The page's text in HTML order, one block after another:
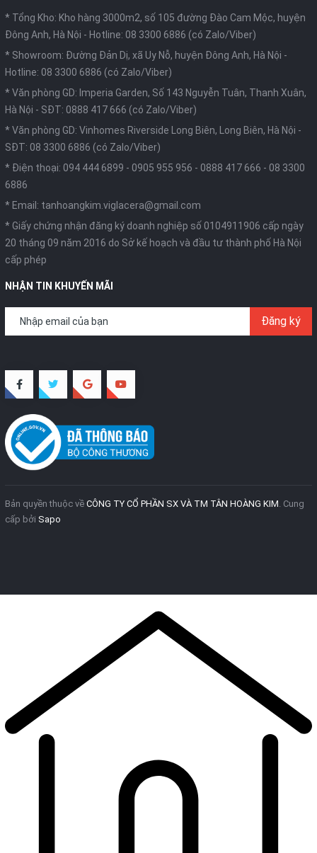
* Tổng Kho: Kho hàng 3000m2, số 105 đường Đào Cam Mộc, huyện
Đông Anh, Hà Nội - Hotline: 08 3300 6886 (có Zalo/Viber)
* Showroom: Đường Đản Dị, xã Uy Nỗ, huyện Đông Anh, Hà Nội -
Hotline: 08 3300 6886 (có Zalo/Viber)
* Văn phòng GD: Imperia Garden, Số 143 Nguyễn Tuân, Thanh Xuân,
Hà Nội - SĐT: 0888 417 666 (có Zalo/Viber)
* Văn phòng GD: Vinhomes Riverside Long Biên, Long Biên, Hà Nội -
SĐT: 08 3300 6886 (có Zalo/Viber)
* Điện thoại: 094 444 6899 - 0905 955 956 - 0888 417 666 - 08 3300
6886
* Email: tanhoangkim.viglacera@gmail.com
* Giấy chứng nhận đăng ký doanh nghiệp số 0104911906 cấp ngày
20 tháng 09 năm 2016 do Sở kế hoạch và đầu tư thành phố Hà Nội
cấp phép
NHẬN TIN KHUYẾN MÃI
Đăng ký
Bản quyền thuộc về CÔNG TY CỔ PHẦN SX VÀ TM TÂN HOÀNG KIM Cung
cấp bởi Sapo